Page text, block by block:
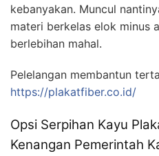
kebanyakan. Muncul
materi berkelas elok minus
berlebihan mahal.
Pelelangan membantun
https://plakatfiber.co.id/
Opsi Serpihan Kayu
Kenangan Pemerintah